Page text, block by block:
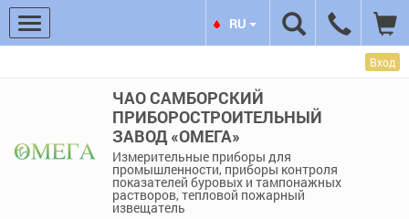
Вход
ЧАО САМБОРСКИЙ
ПРИБОРОСТРОИТЕЛЬНЫЙ
ЗАВОД «ОМЕГА»
Измерительные приборы для
промышленности, приборы контроля
показателей буровых и тампонажных
растворов, тепловой пожарный
извещатель
RU